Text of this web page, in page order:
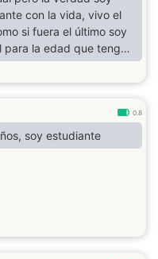
con la vida, vivo el
si fuera el último soy
para la edad que tengo
luchador y soy muy
respetuoso y a veces
0.8
soy estudiante